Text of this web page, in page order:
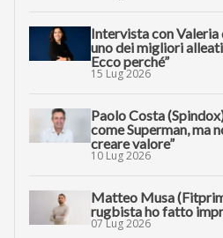
Intervista con Valeria
uno dei migliori
Ecco perché”
15 Lug 2026
Paolo Costa
come Superman, ma
creare valore”
10 Lug 2026
Matteo Musa
rugbista ho fatto
07 Lug 2026